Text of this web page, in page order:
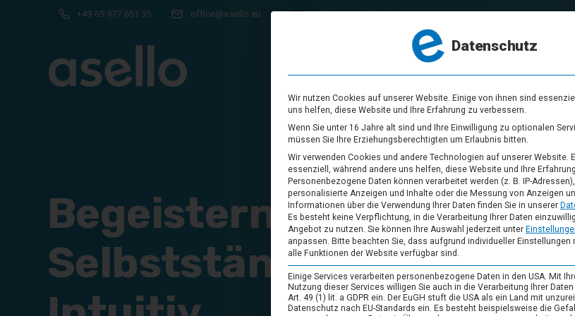
+49 69 977 651 35 office@asello.eu asello Deutschland GmbH
Lösungen
POS
Kassensysteme
HARDWARE
Geräte und Zubehör
SCOT
WAWI
Warenwirtschaftssystem
DELI
Lieferservice & Self Order
SHOP
Online verkaufen
TICKET
CARD
TABLE
Digitale
PHOTO
Begeisternd.
Selbstständig.
Datenschutz
Wir nutzen Cookies auf unserer Website. Einige von ihnen sind
uns helfen, diese Website und Ihre Erfahrung zu verbessern.
Wenn Sie unter 16 Jahre alt sind und Ihre Einwilligung zu optionalen
müssen Sie Ihre Erziehungsberechtigten um Erlaubnis bitten.
Wir verwenden Cookies und andere Technologien auf unserer Website.
essenziell, während andere uns helfen, diese Website und Ihre
Personenbezogene Daten können verarbeitet werden (z. B. IP-
personalisierte Anzeigen und Inhalte oder die Messung von Anzeigen
Informationen über die Verwendung Ihrer Daten finden Sie in unserer
Es besteht keine Verpflichtung, in die Verarbeitung Ihrer Daten
Angebot zu nutzen. Sie können Ihre Auswahl jederzeit unter
anpassen. Bitte beachten Sie, dass aufgrund individueller
alle Funktionen der Website verfügbar sind.
Einige Services verarbeiten personenbezogene Daten in den USA. Mit
Nutzung dieser Services willigen Sie auch in die Verarbeitung Ihrer
Art. 49 (1) lit. a GDPR ein. Der EuGH stuft die USA als ein Land mit
Datenschutz nach EU-Standards ein. Es besteht beispielsweise die